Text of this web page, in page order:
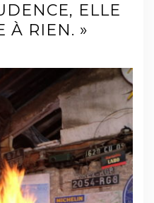
ELLE
À RIEN. »